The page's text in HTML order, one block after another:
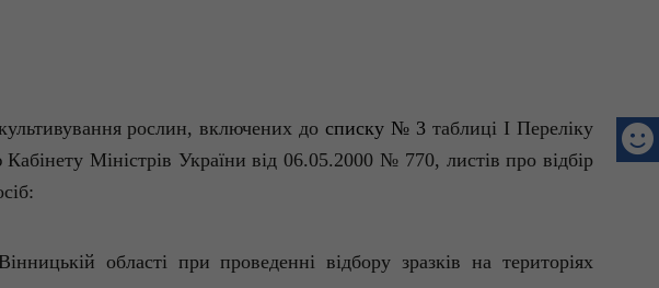
культивування рослин, включених до списку № 3 таблиці I Переліку
Міністрів України від 06.05.2000 № 770, листів про відбір
області при проведенні відбору зразків на територіях